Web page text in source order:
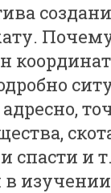
спасти и